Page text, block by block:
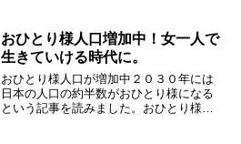
で、お客様のほとんどが高齢者、そして
常連のお客様が多くのんびり...
おひとり様人口増加中！女一人で
生きていける時代に。
おひとり様人口が増加中２０３０年には
日本の人口の約半数がおひとり様になる
という記事を読みました。おひとり様と